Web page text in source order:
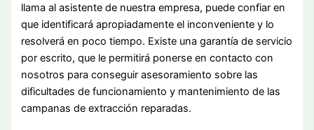
llama al asistente de nuestra empresa, puede confiar en
que identificará apropiadamente el inconveniente y lo
resolverá en poco tiempo. Existe una garantía de servicio
por escrito, que le permitirá ponerse en contacto con
nosotros para conseguir asesoramiento sobre las
dificultades de funcionamiento y mantenimiento de las
campanas de extracción reparadas.